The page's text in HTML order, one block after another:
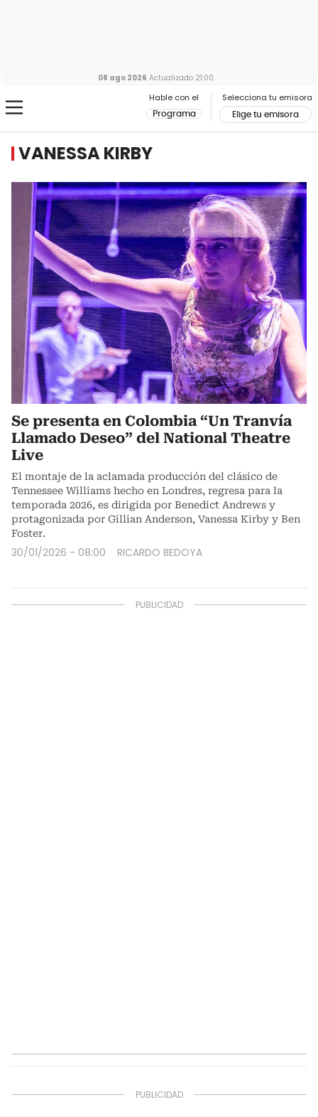
Hable con el
Programa
Selecciona tu emisora
Elige tu emisora
08 ago 2026 Actualizado 21:00
VANESSA KIRBY
Se presenta en Colombia “Un Tranvía
Llamado Deseo” del National Theatre
Live
El montaje de la aclamada producción del clásico de
Tennessee Williams hecho en Londres, regresa para la
temporada 2026, es dirigida por Benedict Andrews y
protagonizada por Gillian Anderson, Vanessa Kirby y Ben
Foster.
30/01/2026 - 08:00 RICARDO BEDOYA